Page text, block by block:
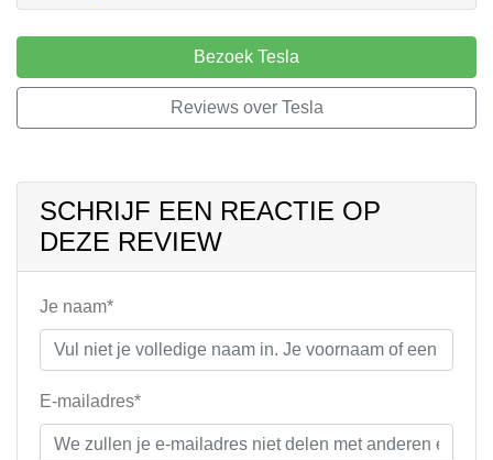
Bezoek Tesla
Reviews over Tesla
SCHRIJF EEN REACTIE OP
DEZE REVIEW
Je naam*
E-mailadres*